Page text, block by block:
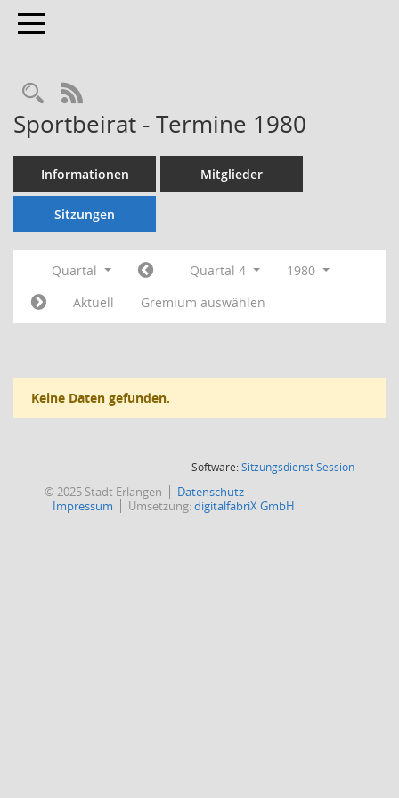
Toggle navigation
Rechercheauswahl
RSS-Feed
Sportbeirat - Termine 1980
Informationen Mitglieder
Sitzungen
Quartal Quartal 4
1980
Aktuell
Gremium auswählen
Keine Daten gefunden.
Software:SitzungsdienstSession(Wird in
© 2025 Stadt Erlangen
Datenschutz
Impressum
Umsetzung:digitalfabriX GmbH